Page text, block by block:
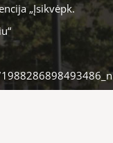
„Įsikvėpk.